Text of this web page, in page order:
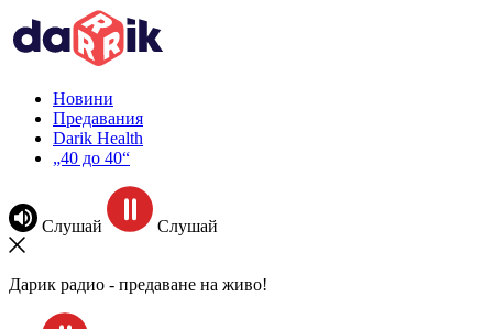
Новини
Предавания
Darik Health
„40 до 40“
Слушай Слушай
Дарик радио - предаване на живо!